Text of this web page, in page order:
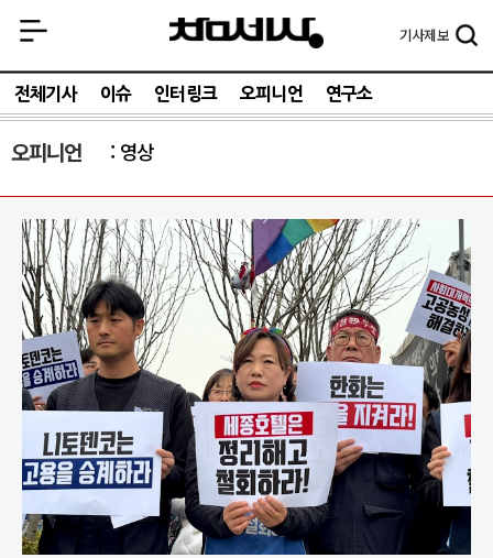
기사제보
전체기사 이슈 인터링크 오피니언 연구소
오피니언 영상